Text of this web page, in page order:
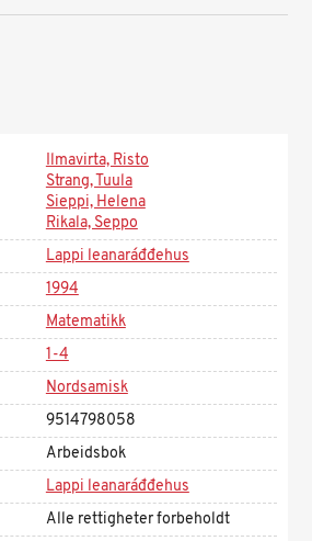
Ilmavirta, Risto
Strang, Tuula
Sieppi, Helena
Rikala, Seppo
Lappi leanaráđđehus
1994
Matematikk
1-4
Nordsamisk
9514798058
Arbeidsbok
Lappi leanaráđđehus
Alle rettigheter forbeholdt